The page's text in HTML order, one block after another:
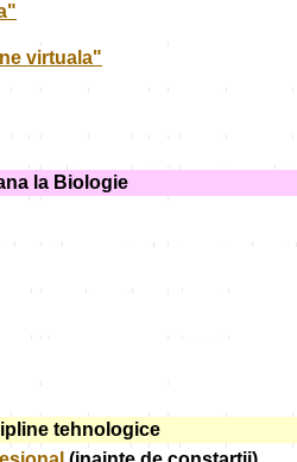
virtuala"
la Biologie
tehnologice